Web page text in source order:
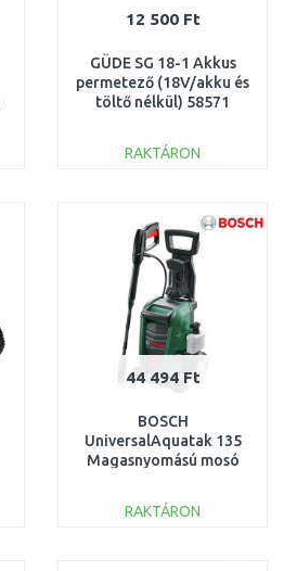
12 500 Ft
GÜDE SG 18-1 Akkus
permetező (18V/akku és
töltő nélkül) 58571
RAKTÁRON
Összehasonlítás
44 494 Ft
BOSCH
UniversalAquatak 135
Magasnyomású mosó
RAKTÁRON